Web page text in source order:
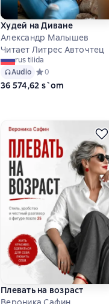
Худей на Диване
Александр Малышев
Читает Литрес Авточтец
rus tilida
Audio Средний рейтинг 0
0
36 574,62 s`om
Плевать на возраст